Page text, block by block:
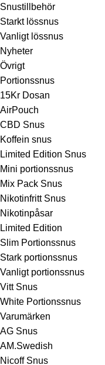
Snustillbehör
Starkt lössnus
Vanligt lössnus
Nyheter
Övrigt
Portionssnus
15Kr Dosan
AirPouch
CBD Snus
Koffein snus
Limited Edition Snus
Mini portionssnus
Mix Pack Snus
Nikotinfritt Snus
Nikotinpåsar
Limited Edition
Slim Portionssnus
Stark portionssnus
Vanligt portionssnus
Vitt Snus
White Portionssnus
Varumärken
AG Snus
AM.Swedish
Nicoff Snus